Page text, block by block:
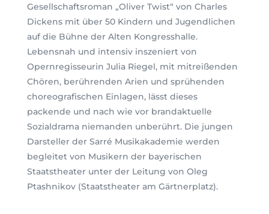
Gesellschaftsroman „Oliver Twist“ von Charles
Dickens mit über 50 Kindern und Jugendlichen
auf die Bühne der Alten Kongresshalle.
Lebensnah und intensiv inszeniert von
Opernregisseurin Julia Riegel, mit mitreißenden
Chören, berührenden Arien und sprühenden
choreografischen Einlagen, lässt dieses
packende und nach wie vor brandaktuelle
Sozialdrama niemanden unberührt. Die jungen
Darsteller der Sarré Musikakademie werden
begleitet von Musikern der bayerischen
Staatstheater unter der Leitung von Oleg
Ptashnikov (Staatstheater am Gärtnerplatz).